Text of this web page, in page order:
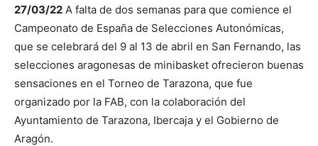
27/03/22 A falta de dos semanas para que comience el
Campeonato de España de Selecciones Autonómicas,
que se celebrará del 9 al 13 de abril en San Fernando, las
selecciones aragonesas de minibasket ofrecieron buenas
sensaciones en el Torneo de Tarazona, que fue
organizado por la FAB, con la colaboración del
Ayuntamiento de Tarazona, Ibercaja y el Gobierno de
Aragón.